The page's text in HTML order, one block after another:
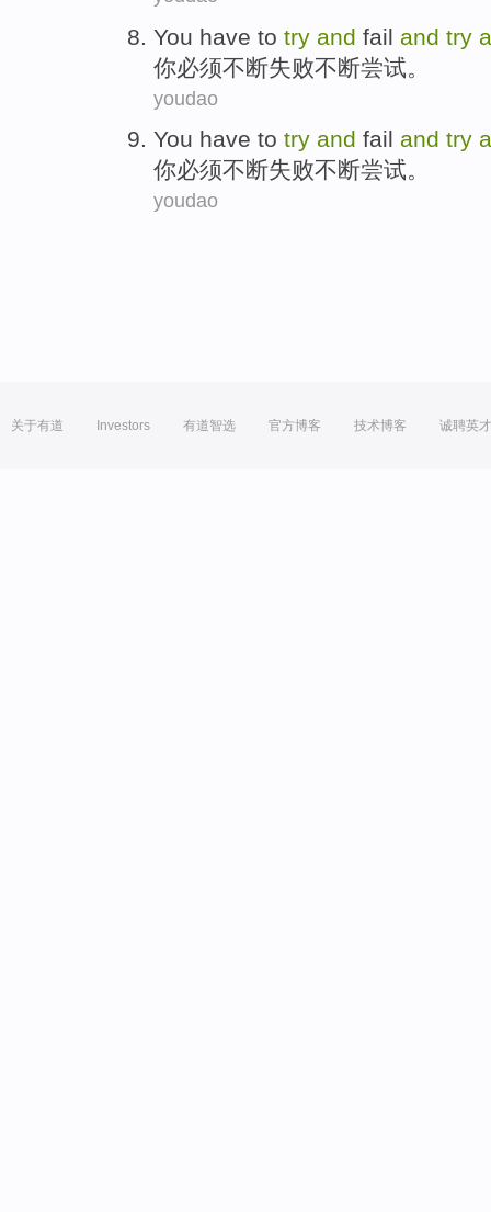
You have to try and fail and try
你必须不断失败不断尝试 。
youdao
You have to try and fail and try
你必须不断失败不断尝试。
youdao
关于有道 Investors 有道智选 官方博客 技术博客 诚聘英才